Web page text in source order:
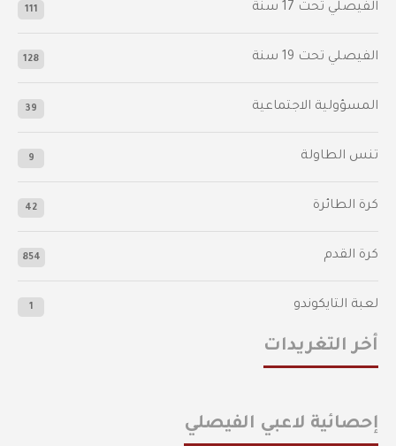
‫الفيصلي‬⁩ تحت 17 سنة 111
الفيصلي‬⁩ تحت 19 سنة 128
المسؤولية الاجتماعية 39
تنس الطاولة 9
كرة الطائرة 42
كرة القدم 854
لعبة التايكوندو 1
أخر التغريدات
إحصائية لاعبي الفيصلي